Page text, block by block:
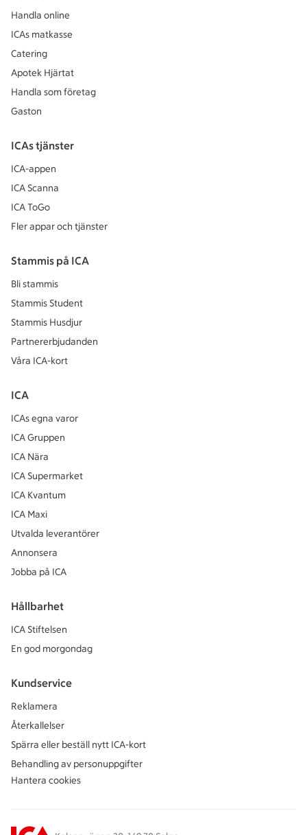
Handla online
ICAs matkasse
Catering
Apotek Hjärtat
Handla som företag
Gaston
ICAs tjänster
ICA-appen
ICA Scanna
ICA ToGo
Fler appar och tjänster
Stammis på ICA
Bli stammis
Stammis Student
Stammis Husdjur
Partnererbjudanden
Våra ICA-kort
ICA
ICAs egna varor
ICA Gruppen
ICA Nära
ICA Supermarket
ICA Kvantum
ICA Maxi
Utvalda leverantörer
Annonsera
Jobba på ICA
Hållbarhet
ICA Stiftelsen
En god morgondag
Kundservice
Reklamera
Återkallelser
Spärra eller beställ nytt ICA-kort
Behandling av personuppgifter
Hantera cookies